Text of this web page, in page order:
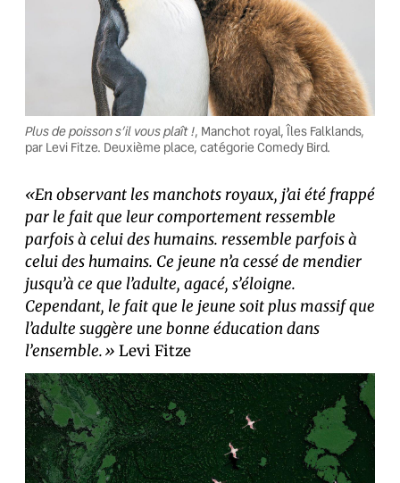
Plus de poisson s’il vous plaît !, Manchot royal, Îles Falklands,
par Levi Fitze. Deuxième place, catégorie Comedy Bird.
«En observant les manchots royaux, j’ai été frappé
par le fait que leur comportement ressemble
parfois à celui des humains. ressemble parfois à
celui des humains. Ce jeune n’a cessé de mendier
jusqu’à ce que l’adulte, agacé, s’éloigne.
Cependant, le fait que le jeune soit plus massif que
l’adulte suggère une bonne éducation dans
l’ensemble.» Levi Fitze